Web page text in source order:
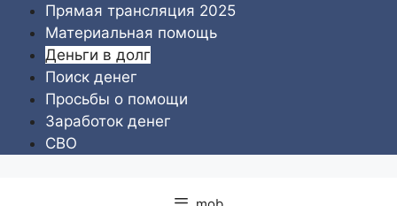
Перейти
содержимому
Прямая трансляция 2025
Материальная помощь
Деньги в долг
Поиск денег
Просьбы о помощи
Заработок денег
СВО